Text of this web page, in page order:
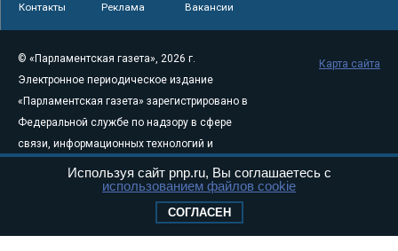
Контакты Реклама Вакансии
© «Парламентская газета», 2026 г.
Электронное периодическое издание
«Парламентская газета» зарегистрировано в
Федеральной службе по надзору в сфере
связи, информационных технологий и
массовых коммуникаций (Роскомнадзор) 05
августа 2011 года. 18+
Свидетельство о регистрации Эл № ФС77-
Карта сайта
Используя сайт pnp.ru, Вы соглашаетесь с
использованием файлов cookie
СОГЛАСЕН